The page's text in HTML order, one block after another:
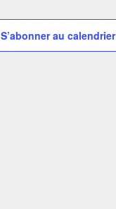
S’abonner au calendrier